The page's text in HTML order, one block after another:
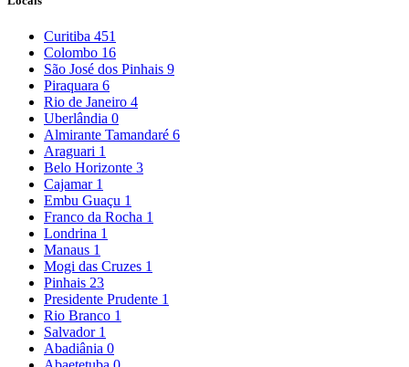
Curitiba 451
Colombo 16
São José dos Pinhais 9
Piraquara 6
Rio de Janeiro 4
Uberlândia 0
Almirante Tamandaré 6
Araguari 1
Belo Horizonte 3
Cajamar 1
Embu Guaçu 1
Franco da Rocha 1
Londrina 1
Manaus 1
Mogi das Cruzes 1
Pinhais 23
Presidente Prudente 1
Rio Branco 1
Salvador 1
Abadiânia 0